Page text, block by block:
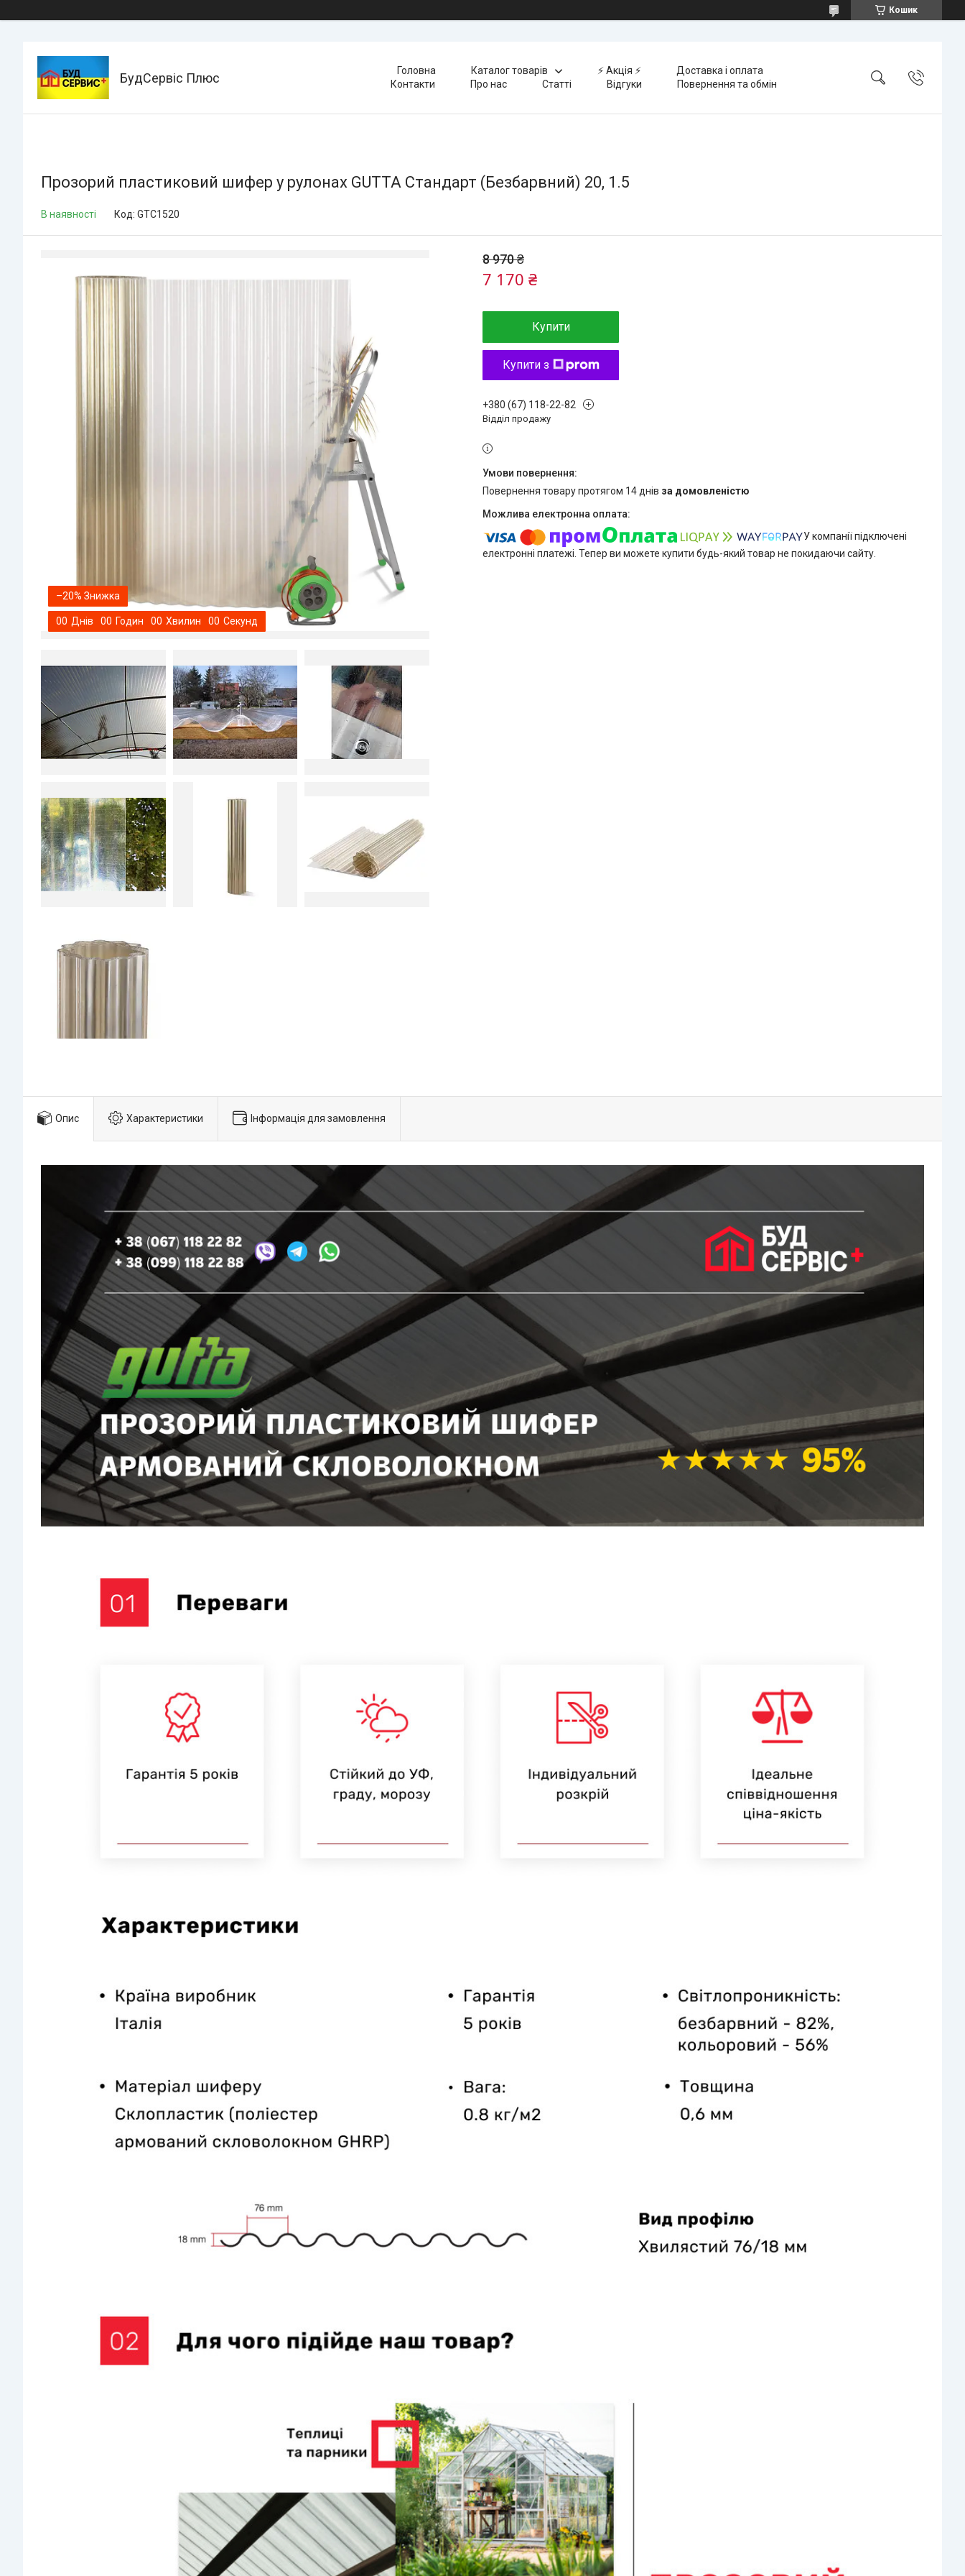
Кошик
БудСервіс Плюс Головна Каталог товарів ⚡️ Акція ⚡️
Доставка і оплата
Контакти
Про нас Статті Відгуки Повернення та обмін
Прозорий пластиковий шифер у рулонах GUTTA Стандарт (Безбарвний) 20, 1.5
В наявності Код: GTC1520
–20%
00 Днів 00 Годин 00 Хвилин 00 Секунд
8 970 ₴
7 170 ₴
Купити
Купити з
+380 (67) 118-22-82
Відділ продажу
повернення товару протягом 14 днів за домовленістю
У компанії підключені
електронні платежі. Тепер ви можете купити будь-який товар не покидаючи сайту.
Опис Характеристики Інформація для замовлення